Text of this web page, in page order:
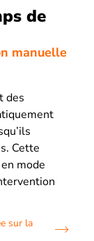
de
manuelle
des
Cette
mode
sur la